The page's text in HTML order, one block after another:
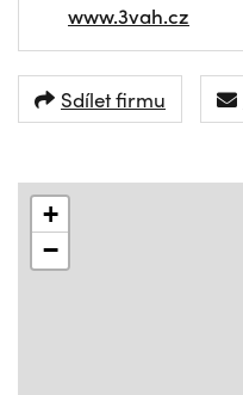
www.3vah.cz
Sdílet firmu
+
−